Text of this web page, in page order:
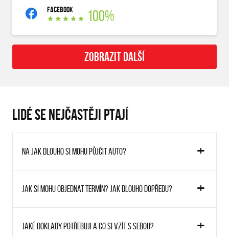
FACEBOOK 100%
ZOBRAZIT DALŠÍ
LIDÉ SE NEJČASTĚJI PTAJÍ
Na jak dlouho si mohu půjčit auto?
Jak si mohu objednat termín? Jak dlouho dopředu?
Jaké doklady potřebuji a co si vzít s sebou?